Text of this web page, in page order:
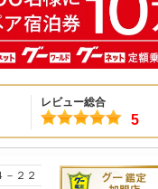
レビュー総合
5
２２